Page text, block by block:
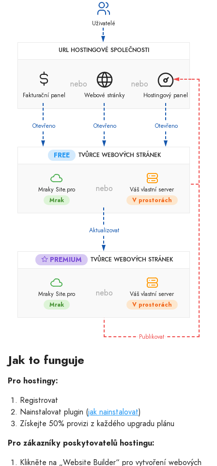
Publikovat
Uživatelé
URL HOSTINGOVÉ SPOLEČNOSTI
Fakturační panel
nebo
Webové stránky
nebo
Hostingový panel
Otevřeno Otevřeno Otevřeno
FREE TVŮRCE WEBOVÝCH STRÁNEK
Mraky Site.pro
Mrak
nebo
Váš vlastní server
V prostorách
Aktualizovat
PREMIUM TVŮRCE WEBOVÝCH STRÁNEK
Mraky Site.pro
Mrak
nebo
Váš vlastní server
V prostorách
Jak to funguje
Pro hostingy:
Registrovat
Nainstalovat plugin (jak nainstalovat)
Získejte 50% provizi z každého upgradu plánu
Pro zákazníky poskytovatelů hostingu:
Klikněte na „Website Builder“ pro vytvoření webových